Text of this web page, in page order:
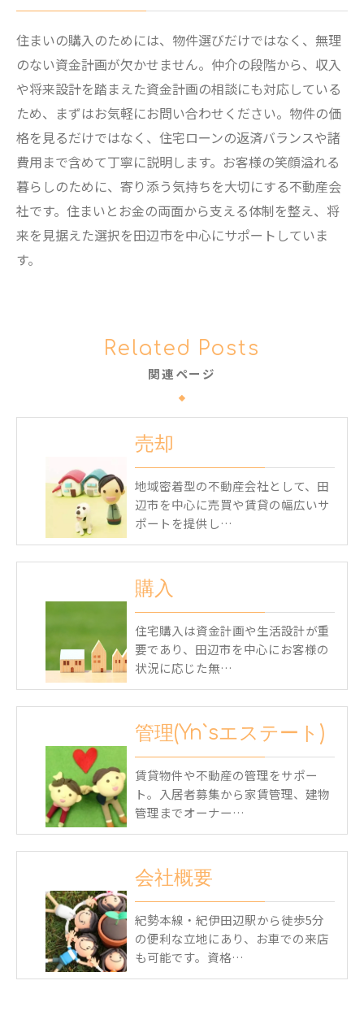
住まいの購入のためには、物件選びだけではなく、無理
のない資金計画が欠かせません。仲介の段階から、収入
や将来設計を踏まえた資金計画の相談にも対応している
ため、まずはお気軽にお問い合わせください。物件の価
格を見るだけではなく、住宅ローンの返済バランスや諸
費用まで含めて丁寧に説明します。お客様の笑顔溢れる
暮らしのために、寄り添う気持ちを大切にする不動産会
社です。住まいとお金の両面から支える体制を整え、将
来を見据えた選択を田辺市を中心にサポートしていま
す。
Related Posts
関連ページ
売却
地域密着型の不動産会社として、田
辺市を中心に売買や賃貸の幅広いサ
ポートを提供し…
購入
住宅購入は資金計画や生活設計が重
要であり、田辺市を中心にお客様の
状況に応じた無…
管理(Yn`sエステート)
賃貸物件や不動産の管理をサポー
ト。入居者募集から家賃管理、建物
管理までオーナー…
会社概要
紀勢本線・紀伊田辺駅から徒歩5分
の便利な立地にあり、お車での来店
も可能です。資格…